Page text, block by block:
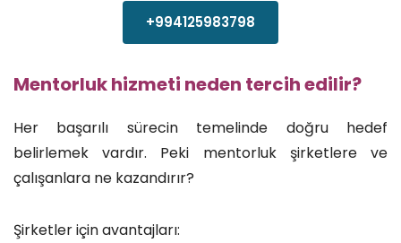
+994125983798
Mentorluk hizmeti neden tercih edilir?
Her başarılı sürecin temelinde doğru hedef
belirlemek vardır. Peki mentorluk şirketlere ve
çalışanlara ne kazandırır?
Şirketler için avantajları: